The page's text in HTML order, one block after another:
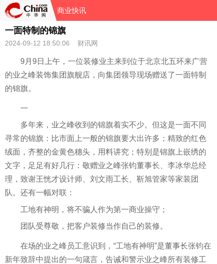
商业快讯
一面特制的锦旗
2024-09-12 18:50:06 财讯网
9月9日上午，一位装修业主来到位于北京北五环来广营
的业之峰装饰集团旗舰店，向集团领导现场赠送了一面特制
的锦旗。
一
多年来，业之峰收到的锦旗着实不少。但这是一面不同
寻常的锦旗：比市面上一般的锦旗要大出许多；精致的红色
绒面，齐整的金黄色穗头，用料讲究；特别是锦旗上嵌绣的
文字，足足有好几行：敬赠业之峰张钧董事长、李冰华总经
理，致谢王恍才设计师、刘文雨工长、靳旭管家等家装团
队。还有一幅对联：
工地有神明，将不骗人 作为第一商业操守；
团队受尊敬，把客户装修当作自己的装修。
在场的业之峰员工意识到，“工地有神明”是董事长张钧在
新年致辞中提出的一句箴言，告诫和警示业之峰所有装修工